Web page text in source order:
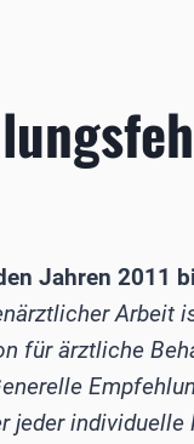
Jahren 2011
Arbeit
für ärztliche